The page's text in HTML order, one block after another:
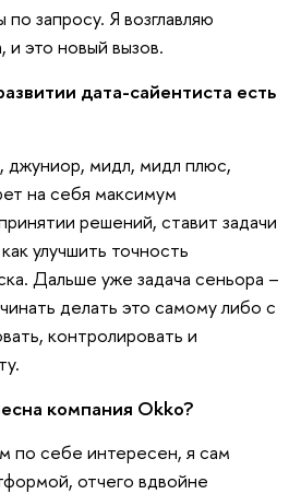
запросу. Я возглавляю
и это новый вызов.
дата-сайентиста есть
джуниор, мидл, мидл плюс,
на себя максимум
решений, ставит задачи
улучшить точность
Дальше уже задача сеньора –
делать это самому либо с
контролировать и
компания Okko?
по себе интересен, я сам
отчего вдвойне